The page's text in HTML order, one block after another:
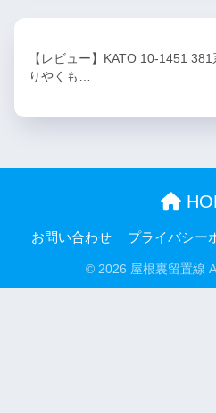
【レビュー】KATO 10-1451
りやくも…
お問い合わせ プライバシー
© 2026 屋根裏留置線